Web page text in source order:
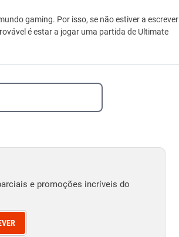
gaming. Por isso, se não estiver a escrever
é estar a jogar uma partida de Ultimate
e promoções incríveis do